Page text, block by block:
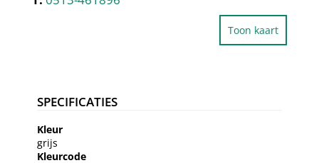
Toon kaart
SPECIFICATIES
Kleur
grijs
Kleurcode